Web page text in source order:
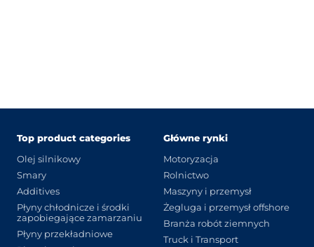
Top product categories
Olej silnikowy
Smary
Additives
Płyny chłodnicze i środki
zapobiegające zamarzaniu
Płyny przekładniowe
Główne rynki
Motoryzacja
Rolnictwo
Maszyny i przemysł
Żegluga i przemysł offshore
Branża robót ziemnych
Truck i Transport